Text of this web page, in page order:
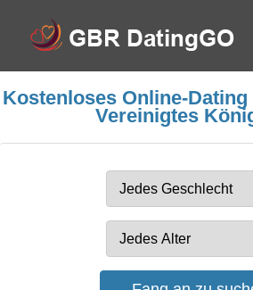
Kostenloses Online-
Vereinigtes